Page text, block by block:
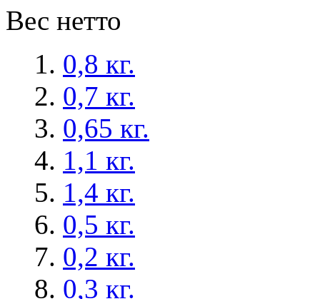
Вес нетто
0,8 кг.
0,7 кг.
0,65 кг.
1,1 кг.
1,4 кг.
0,5 кг.
0,2 кг.
0,3 кг.